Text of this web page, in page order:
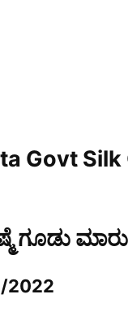
Govt Silk
ಗೂಡು
2022